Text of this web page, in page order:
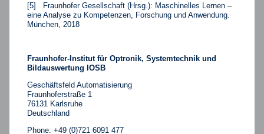
[5] Fraunhofer Gesellschaft (Hrsg.): Maschinelles Lernen –
eine Analyse zu Kompetenzen, Forschung und Anwendung.
München, 2018
Fraunhofer-Institut für Optronik, Systemtechnik und
Bildauswertung IOSB
Geschäftsfeld Automatisierung
Fraunhoferstraße 1
76131 Karlsruhe
Deutschland
Phone: +49 (0)721 6091 477